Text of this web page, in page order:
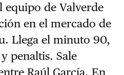
equipo de Valverde
en el mercado de
Llega el minuto 90,
penaltis. Sale
Raúl García. En